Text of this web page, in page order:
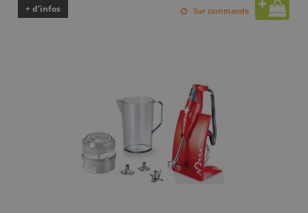
+ d’infos Sur commande